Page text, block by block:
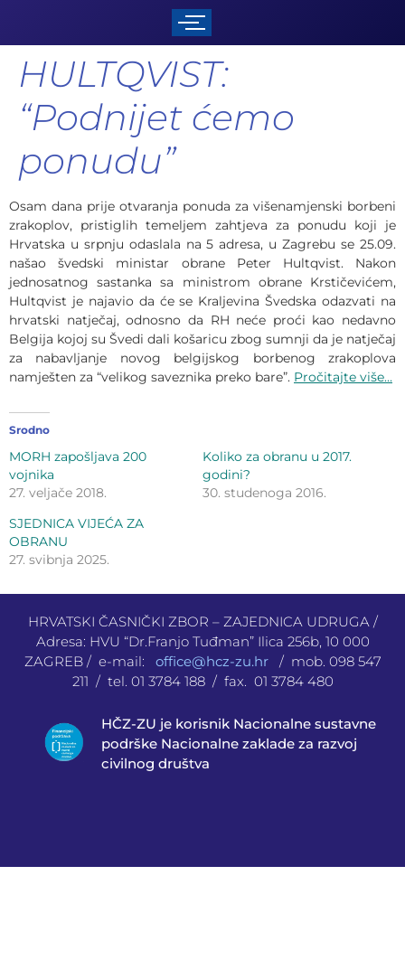
HULTQVIST:
“Podnijet ćemo
ponudu”
Osam dana prije otvaranja ponuda za višenamjenski borbeni
zrakoplov, pristiglih temeljem zahtjeva za ponudu koji je
Hrvatska u srpnju odaslala na 5 adresa, u Zagrebu se 25.09.
našao švedski ministar obrane Peter Hultqvist. Nakon
jednosatnog sastanka sa ministrom obrane Krstičevićem,
Hultqvist je najavio da će se Kraljevina Švedska odazvati na
hrvatski natječaj, odnosno da RH neće proći kao nedavno
Belgija kojoj su Švedi dali košaricu zbog sumnji da je natječaj
za nabavljanje novog belgijskog borbenog zrakoplova
namješten za “velikog saveznika preko bare”. Pročitajte više…
Srodno
MORH zapošljava 200
vojnika
27. veljače 2018.
Koliko za obranu u 2017.
godini?
30. studenoga 2016.
SJEDNICA VIJEĆA ZA
OBRANU
27. svibnja 2025.
HRVATSKI ČASNIČKI ZBOR – ZAJEDNICA UDRUGA /
Adresa: HVU “Dr.Franjo Tuđman” Ilica 256b, 10 000
ZAGREB / e-mail: office@hcz-zu.hr
/ mob. 098 547
211 / tel. 01 3784 188 / fax. 01 3784 480
HČZ-ZU je korisnik Nacionalne sustavne
podrške Nacionalne zaklade za razvoj
civilnog društva